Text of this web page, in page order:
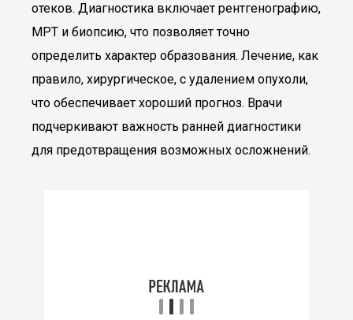
отеков. Диагностика включает рентгенографию,
МРТ и биопсию, что позволяет точно
определить характер образования. Лечение, как
правило, хирургическое, с удалением опухоли,
что обеспечивает хороший прогноз. Врачи
подчеркивают важность ранней диагностики
для предотвращения возможных осложнений.